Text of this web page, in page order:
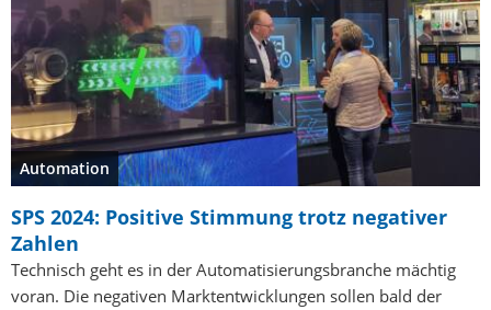
Automation
SPS 2024: Positive Stimmung trotz negativer
Zahlen
Technisch geht es in der Automatisierungsbranche mächtig
voran. Die negativen Marktentwicklungen sollen bald der